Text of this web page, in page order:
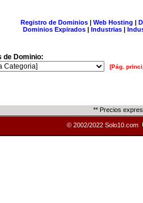
Registro de Dominios| Web Hosting |
Dominios Expirados | Industrias |
de Dominio:
[Pág.
** Precios
© 2002/2022 Solo10.com